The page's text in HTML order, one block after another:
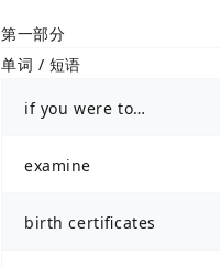
第一部分
单词 / 短语
if you were to…
examine
birth certificates